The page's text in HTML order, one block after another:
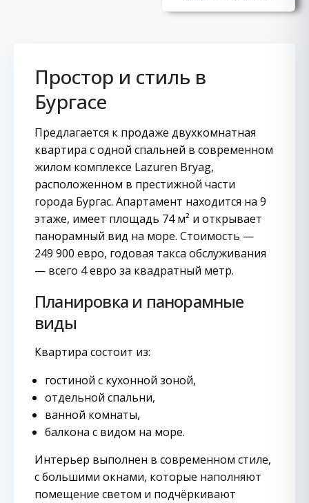
Простор и стиль в
Бургасе
Предлагается к продаже двухкомнатная
квартира с одной спальней в современном
жилом комплексе Lazuren Bryag,
расположенном в престижной части
города Бургас. Апартамент находится на 9
этаже, имеет площадь 74 м² и открывает
панорамный вид на море. Стоимость —
249 900 евро, годовая такса обслуживания
— всего 4 евро за квадратный метр.
Планировка и панорамные
виды
Квартира состоит из:
гостиной с кухонной зоной,
отдельной спальни,
ванной комнаты,
балкона с видом на море.
Интерьер выполнен в современном стиле,
с большими окнами, которые наполняют
помещение светом и подчёркивают